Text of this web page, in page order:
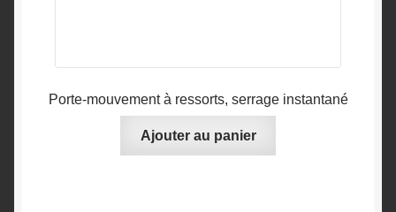
Porte-mouvement à ressorts, serrage instantané
Ajouter au panier